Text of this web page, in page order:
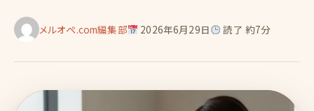
メルオペ.com編集部 2026年6月29日 読了 約7分